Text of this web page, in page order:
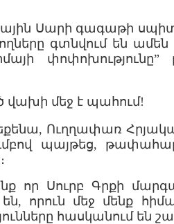
Սարի գագաթի
գտնվում են ամեն
փոփոխությունը”
վախի մեջ է պահում!
Ուղղափառ
պայթեց,
Սուրբ Գրքի
որուն մեջ մենք
հասկանում են